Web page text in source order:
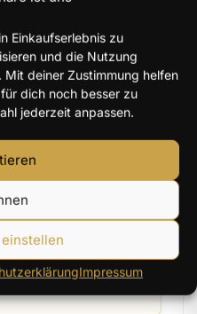
Einkaufserlebnis zu
und die Nutzung
Mit deiner Zustimmung helfen
dich noch besser zu
jederzeit anpassen.
Impressum
wenn …
Ring mit klarer
Geschenk für
suchst.
Jesusringe